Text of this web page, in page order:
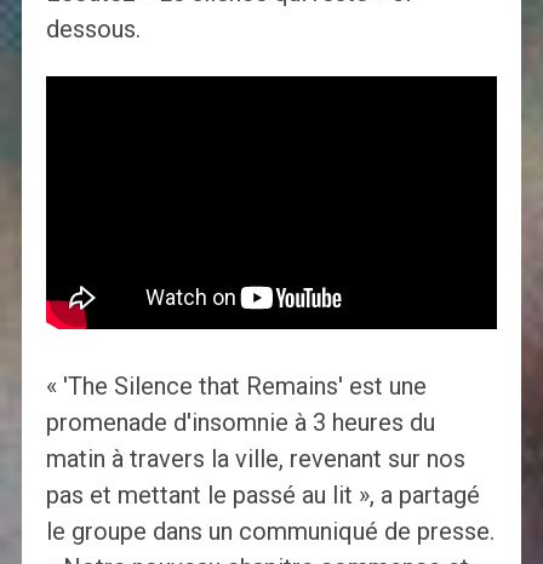
dessous.
« 'The Silence that Remains' est une
promenade d'insomnie à 3 heures du
matin à travers la ville, revenant sur nos
pas et mettant le passé au lit », a partagé
le groupe dans un communiqué de presse.